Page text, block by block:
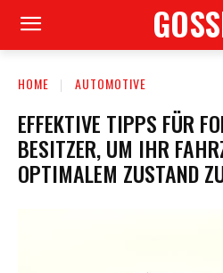
HOME AUTOMOTIVE
EFFEKTIVE TIPPS FÜR
BESITZER, UM IHR
OPTIMALEM ZUSTAND